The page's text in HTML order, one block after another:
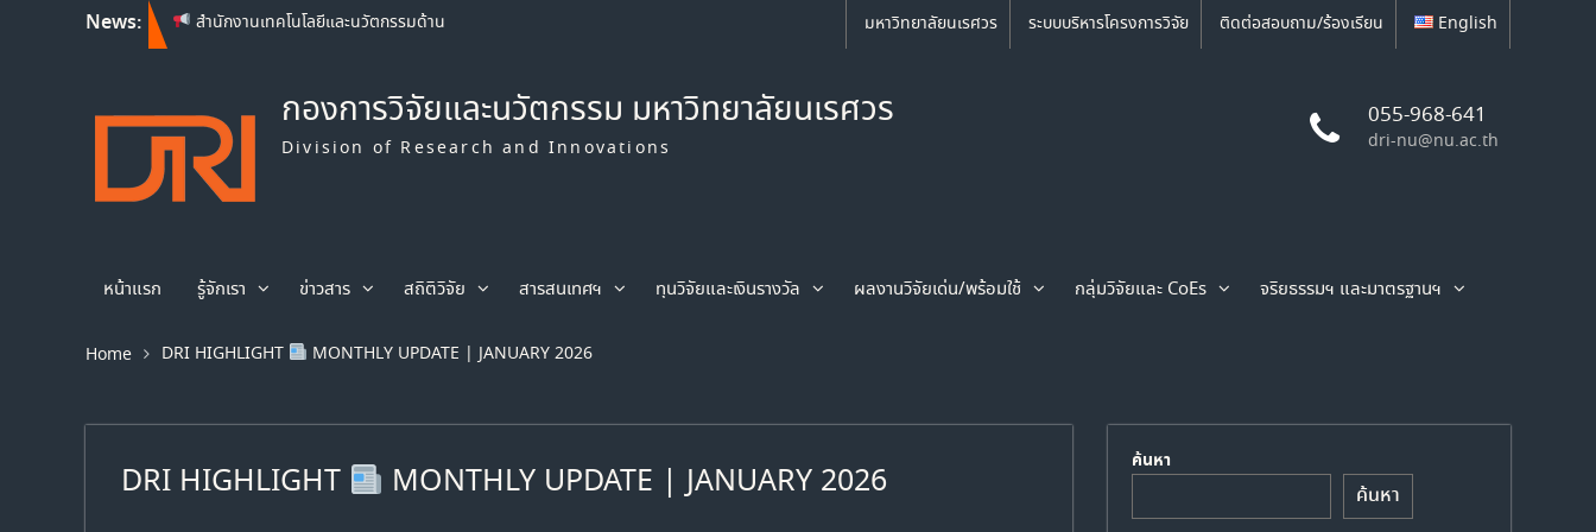
News:
สำนักงานเทคโนโลยีและนวัตกรรมด้าน
Franco-Thai Young Talent Research
Fellowship Program 2027
สำนักงานเทคโนโลยีและนวัตกรรมด้าน
ชีววิทยาศาสตร์ (องค์การมหาชน) เปิดรับข้อเสนอ
โครงการวิจัย ประจำปีงบประมาณ พ.ศ. 2570
มหาวิทยาลัยนเรศวร ระบบบริหารโครงการวิจัย ติดต่อสอบถาม/ร้องเรียน English
กองการวิจัยและนวัตกรรม มหาวิทยาลัยนเรศวร
Division of Research and Innovations
055-968-641
dri-nu@nu.ac.th
หน้าแรก รู้จักเรา ข่าวสาร สถิติวิจัย สารสนเทศฯ ทุนวิจัยและเงินรางวัล ผลงานวิจัยเด่น/พร้อมใช้ กลุ่มวิจัยและ CoEs จริยธรรมฯ และมาตรฐานฯ
Home DRI HIGHLIGHT MONTHLY UPDATE | JANUARY 2026
DRI HIGHLIGHT MONTHLY UPDATE | JANUARY 2026 ค้นหา
ค้นหา